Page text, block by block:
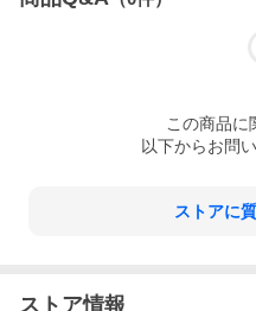
この商品に
以下からお問
ストアに
ストア情報